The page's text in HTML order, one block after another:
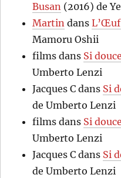
Busan (2016) de
Martin dansL’Œuf
Mamoru Oshii
films dans Si
Umberto Lenzi
Jacques C dans Si
de Umberto Lenzi
films dans Si
Umberto Lenzi
Jacques C dans Si
de Umberto Lenzi